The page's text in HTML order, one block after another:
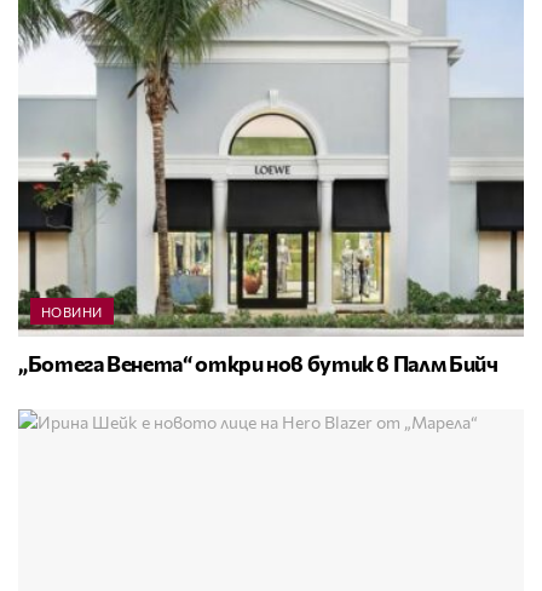
НОВИНИ
„Ботега Венета“ откри нов бутик в Палм Бийч